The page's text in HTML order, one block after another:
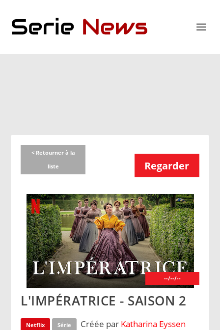
< Retourner à la
liste
Regarder
--/--/--
L'IMPÉRATRICE - SAISON 2
Netflix Série Créée par Katharina Eyssen